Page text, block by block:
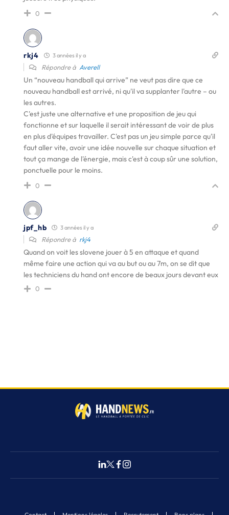
0
rkj4 3 années il y a
Répondre à Averell
Un “nouveau handball qui arrive” ne veut pas dire que ce
nouveau handball est arrivé, ni qu'il va supplanter l'autre – ou
les autres.
C'est juste une alternative et une proposition de jeu qui
fonctionne et sur laquelle il serait intéressant de voir de plus
en plus d'équipes travailler. C'est pas un jeu simple parce qu'il
faut aller vite, avoir une idée nouvelle sur chaque situation et
tout ça mange de l'énergie, mais c'est à coup sûr une solution,
ponctuelle pour le moins.
0
jpf_hb 3 années il y a
Répondre à rkj4
Quand on voit les slovene jouer à 5 en attaque et quand
même faire une action qui va au but ou au 7m, on se dit que
les techniciens du hand ont encore de beaux jours devant eux
0